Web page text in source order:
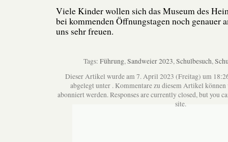
Viele Kinder wollen sich das Museum des
bei kommenden Öffnungstagen noch genauer
uns sehr freuen.
Tags: Führung,Sandweier 2023,Schulbesuch,
Dieser Artikel wurde am 7. April 2023 (Freitag) um
abgelegt unter . Kommentare zu diesem Artikel
abonniert werden. Responses are currently closed, but you
site.